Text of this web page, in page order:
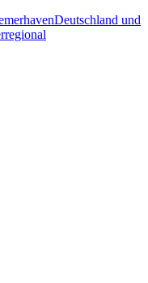
Deutschland und